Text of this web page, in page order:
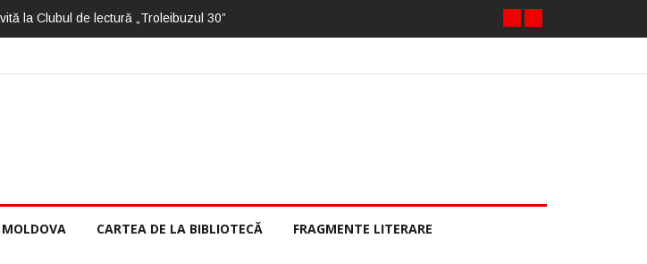
la Clubul de lectură „Troleibuzul 30”
CARTEA DE LA BIBLIOTECĂ FRAGMENTE LITERARE